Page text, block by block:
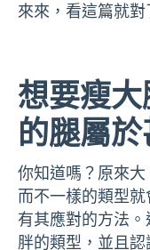
來來，看這篇就對
想要瘦
的腿屬於
你知道嗎？原來大
而不一樣的類型
有其應對的方法
胖的類型，並且